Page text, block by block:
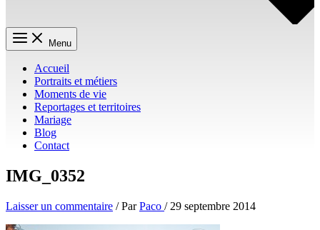
Menu
Accueil
Portraits et métiers
Moments de vie
Reportages et territoires
Mariage
Blog
Contact
IMG_0352
Laisser un commentaire / ParPaco / 29 septembre 2014